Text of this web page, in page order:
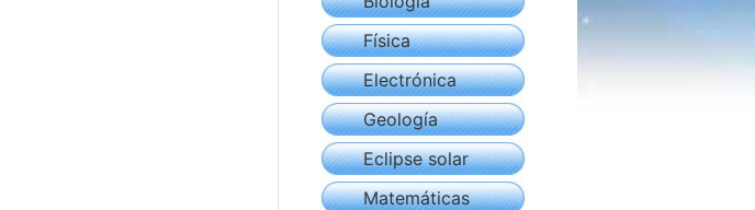
Física
Electrónica
Geología
Eclipse solar
Matemáticas